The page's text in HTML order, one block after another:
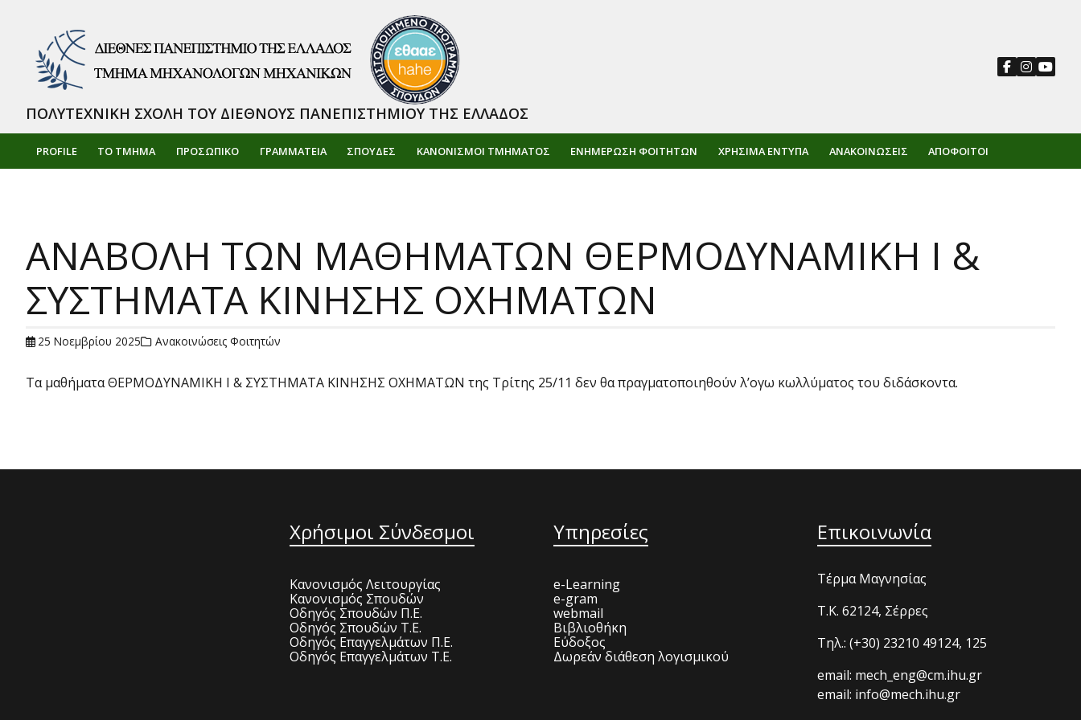
PROFILE ΤΟ ΤΜΗΜΑ ΠΡΟΣΩΠΙΚΌ ΓΡΑΜΜΑΤΕΙΑ ΣΠΟΥΔΕΣ ΚΑΝΟΝΙΣΜΟΙ ΤΜΗΜΑΤΟΣ ΕΝΗΜΈΡΩΣΗ ΦΟΙΤΗΤΏΝ ΧΡΉΣΙΜΑ ΈΝΤΥΠΑ ΑΝΑΚΟΙΝΏΣΕΙΣ ΑΠΌΦΟΙΤΟΙ
ΠΟΛΥΤΕΧΝΙΚΗ ΣΧΟΛΗ ΤΟΥ ΔΙΕΘΝΟΥΣ ΠΑΝΕΠΙΣΤΗΜΙΟΥ ΤΗΣ ΕΛΛΑΔΟΣ
ΑΝΑΒΟΛΗ ΤΩΝ ΜΑΘΗΜΑΤΩΝ ΘΕΡΜΟΔΥΝΑΜΙΚΗ Ι &
ΣΥΣΤΗΜΑΤΑ ΚΙΝΗΣΗΣ ΟΧΗΜΑΤΩΝ
25 Νοεμβρίου 2025 Ανακοινώσεις Φοιτητών
Τα μαθήματα ΘΕΡΜΟΔΥΝΑΜΙΚΗ Ι & ΣΥΣΤΗΜΑΤΑ ΚΙΝΗΣΗΣ ΟΧΗΜΑΤΩΝ της Τρίτης 25/11 δεν θα πραγματοποιηθούν λ’ογω κωλλύματος του διδάσκοντα.
Χρήσιμοι Σύνδεσμοι
Κανονισμός Λειτουργίας
Κανονισμός Σπουδών
Οδηγός Σπουδών Π.Ε.
Οδηγός Σπουδών Τ.Ε.
Οδηγός Επαγγελμάτων Π.Ε.
Οδηγός Επαγγελμάτων Τ.Ε.
Υπηρεσίες
e-Learning
e-gram
webmail
Βιβλιοθήκη
Εύδοξος
Δωρεάν διάθεση λογισμικού
Επικοινωνία
Τέρμα Μαγνησίας
T.K. 62124, Σέρρες
Τηλ.: (+30) 23210 49124, 125
email: mech_eng@cm.ihu.gr
email: info@mech.ihu.gr